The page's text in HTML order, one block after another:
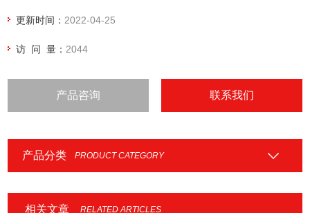
更新时间： 2022-04-25
访 问 量： 2044
产品咨询 联系我们
产品分类 PRODUCT CATEGORY
相关文章 RELATED ARTICLES